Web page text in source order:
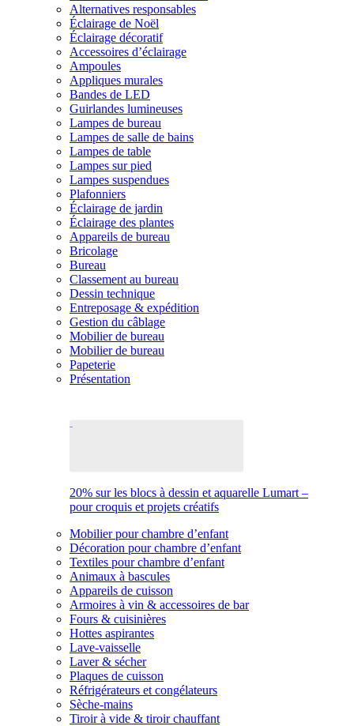
Alternatives responsables
Éclairage de Noël
Éclairage décoratif
Accessoires d’éclairage
Ampoules
Appliques murales
Bandes de LED
Guirlandes lumineuses
Lampes de bureau
Lampes de salle de bains
Lampes de table
Lampes sur pied
Lampes suspendues
Plafonniers
Éclairage de jardin
Éclairage des plantes
Appareils de bureau
Bricolage
Bureau
Classement au bureau
Dessin technique
Entreposage & expédition
Gestion du câblage
Mobilier de bureau
Mobilier de bureau
Papeterie
Présentation
20% sur les blocs à dessin et aquarelle Lumart –
pour croquis et projets créatifs
Mobilier pour chambre d’enfant
Décoration pour chambre d’enfant
Textiles pour chambre d’enfant
Animaux à bascules
Appareils de cuisson
Armoires à vin & accessoires de bar
Fours & cuisinières
Hottes aspirantes
Lave-vaisselle
Laver & sécher
Plaques de cuisson
Réfrigérateurs et congélateurs
Sèche-mains
Tiroir à vide & tiroir chauffant